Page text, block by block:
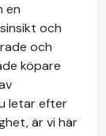
en
och
och
köpare
letar efter
är vi här